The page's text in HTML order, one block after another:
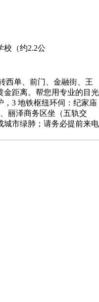
校（约2.2公
单、前门、金融街、王
金距离。帮您用专业的目光
，3 地铁枢纽环伺：纪家庙
丽泽商务区坐（五轨交
城市绿肺；请务必提前来电